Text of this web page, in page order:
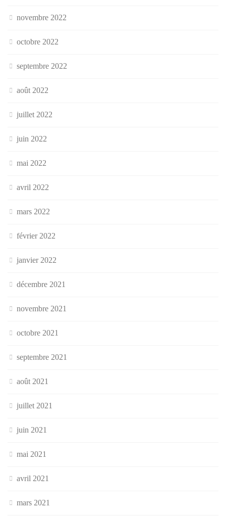
novembre 2022
octobre 2022
septembre 2022
août 2022
juillet 2022
juin 2022
mai 2022
avril 2022
mars 2022
février 2022
janvier 2022
décembre 2021
novembre 2021
octobre 2021
septembre 2021
août 2021
juillet 2021
juin 2021
mai 2021
avril 2021
mars 2021